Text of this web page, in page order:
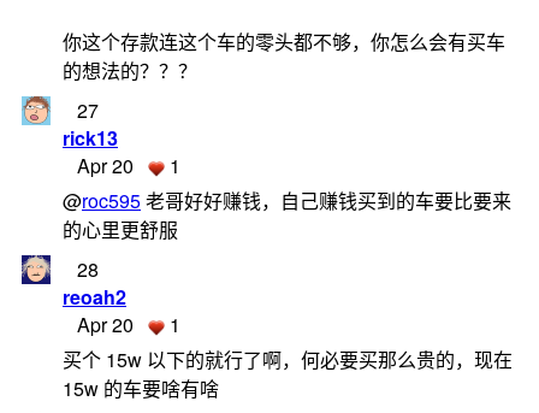
你这个存款连这个车的零头都不够，你怎么会有买车
的想法的？？？
27
rick13
Apr 20
1
@roc595老哥好好赚钱，自己赚钱买到的车要比要来
的心里更舒服
28
reoah2
Apr 20
1
买个 15w 以下的就行了啊，何必要买那么贵的，现在
15w 的车要啥有啥